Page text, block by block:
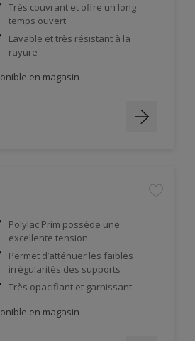
Très couvrant et offre un long
temps ouvert
Lavable et très résistant à la
rayure
en magasin
Polylac Prim possède une
excellente tension
Permet d’atténuer les faibles
irrégularités des supports
Très opacifiant et garnissant
en magasin